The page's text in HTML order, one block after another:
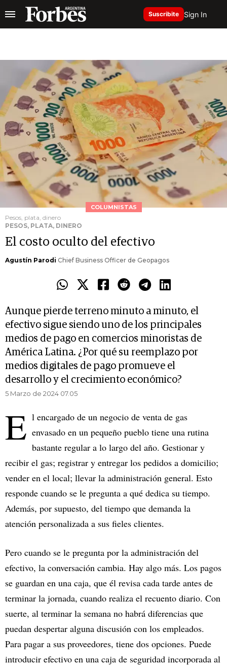
Suscribite Sign In
COLUMNISTAS
Pesos, plata, dinero
PESOS, PLATA, DINERO
El costo oculto del efectivo
Agustín Parodi Chief Business Officer de Geopagos
Aunque pierde terreno minuto a minuto, el
efectivo sigue siendo uno de los principales
medios de pago en comercios minoristas de
América Latina. ¿Por qué su reemplazo por
medios digitales de pago promueve el
desarrollo y el crecimiento económico?
5 Marzo de 2024 07.05
E l encargado de un negocio de venta de gas
envasado en un pequeño pueblo tiene una rutina
bastante regular a lo largo del año. Gestionar y
recibir el gas; registrar y entregar los pedidos a domicilio;
vender en el local; llevar la administración general. Esto
responde cuando se le pregunta a qué dedica su tiempo.
Además, por supuesto, del tiempo que demanda la
atención personalizada a sus fieles clientes.
Pero cuando se le pregunta por la administración del
efectivo, la conversación cambia. Hay algo más. Los pagos
se guardan en una caja, que él revisa cada tarde antes de
terminar la jornada, cuando realiza el recuento diario. Con
suerte, al terminar la semana no habrá diferencias que
puedan despertar alguna discusión con los empleados.
Para pagar a sus proveedores, tiene dos opciones. Puede
introducir efectivo en una caja de seguridad incorporada al